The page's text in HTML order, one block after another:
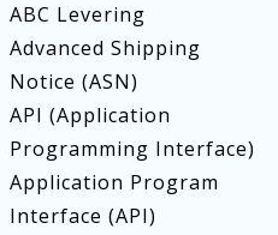
ABC Levering
Advanced Shipping
Notice (ASN)
API (Application
Programming Interface)
Application Program
Interface (API)